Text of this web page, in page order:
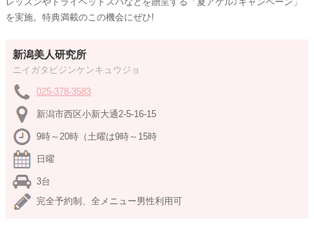
を実施。特典満載のこの機会にぜひ!
新潟美人研究所
ニイガタビジンケンキュウジョ
025-378-3583
新潟市西区小新大通2-5-16-15
9時～20時（土曜は9時～15時
日曜
3台
完全予約制、全メニュー男性利用可